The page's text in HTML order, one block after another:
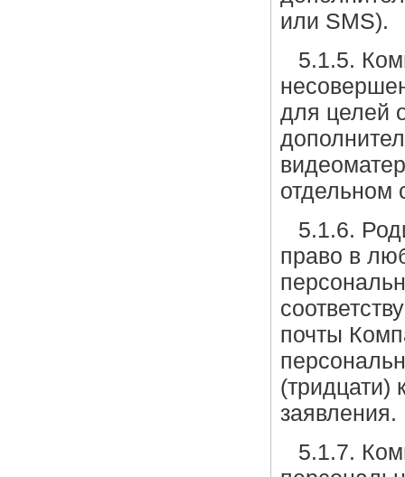
или SMS).
5.1.5.
для целей
отдельном
5.1.6.
право в
почты
(тридцати)
заявления.
5.1.7.